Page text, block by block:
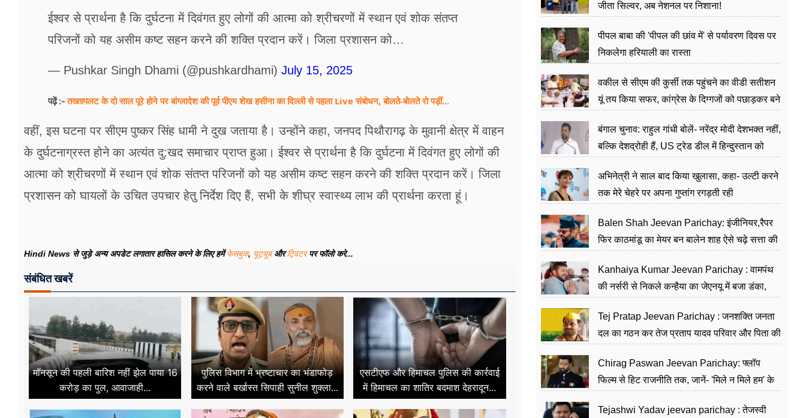
ईश्वर से प्रार्थना है कि दुर्घटना में दिवंगत हुए लोगों की आत्मा को श्रीचरणों में स्थान एवं शोक संतप्त
परिजनों को यह असीम कष्ट सहन करने की शक्ति प्रदान करें। जिला प्रशासन को…
— Pushkar Singh Dhami (@pushkardhami) July 15, 2025
पढ़ें :-तख्तापलट के दो साल पूरे होने पर बांग्लादेश की पूर्व पीएम शेख हसीना का दिल्ली से पहला Live संबोधन, बोलते-बोलते रो पड़ीं...
वहीं, इस घटना पर सीएम पुष्कर सिंह धामी ने दुख जताया है। उन्होंने कहा, जनपद पिथौरागढ़ के मुवानी क्षेत्र में वाहन
के दुर्घटनाग्रस्त होने का अत्यंत दु:खद समाचार प्राप्त हुआ। ईश्वर से प्रार्थना है कि दुर्घटना में दिवंगत हुए लोगों की
आत्मा को श्रीचरणों में स्थान एवं शोक संतप्त परिजनों को यह असीम कष्ट सहन करने की शक्ति प्रदान करें। जिला
प्रशासन को घायलों के उचित उपचार हेतु निर्देश दिए हैं, सभी के शीघ्र स्वास्थ्य लाभ की प्रार्थना करता हूं।
Hindi News से जुड़े अन्य अपडेट लगातार हासिल करने के लिए हमेंफेसबुक, यूट्यूबऔरट्विटरपर फॉलो करे...
संबंधित खबरें
मॉनसून की पहली बारिश नहीं झेल पाया 16
करोड़ का पुल, आवाजाही...
पुलिस विभाग में भ्रष्टाचार का भंडाफोड़
करने वाले बर्खास्त सिपाही सुनील शुक्ला...
एसटीएफ और हिमाचल पुलिस की कार्रवाई
में हिमाचल का शातिर बदमाश देहरादून...
जीता सिल्वर, अब नेशनल पर निशाना!
पीपल बाबा की 'पीपल की छांव में' से पर्यावरण दिवस पर
निकलेगा हरियाली का रास्ता
वकील से सीएम की कुर्सी तक पहुंचने का वीडी सतीशन
यूं तय किया सफर, कांग्रेस के दिग्गजों को पछाड़कर बने
बंगाल चुनाव: राहुल गांधी बोलें- नरेंद्र मोदी देशभक्त नहीं,
बल्कि देशद्रोही हैं, US ट्रेड डील में हिन्दुस्तान को
अभिनेत्री ने साल बाद किया खुलासा, कहा- उल्टी करने
तक मेरे चेहरे पर अपना गुप्तांग रगड़ती रही
Balen Shah Jeevan Parichay: इंजीनियर,रैपर
फिर काठमांडू का मेयर बन बालेन शाह ऐसे चढ़े सत्ता की
Kanhaiya Kumar Jeevan Parichay : वामपंथ
की नर्सरी से निकले कन्हैया का जेएनयू में बजा डंका,
Tej Pratap Jeevan Parichay : जनशक्ति जनता
दल का गठन कर तेज प्रताप यादव परिवार और पिता की
Chirag Paswan Jeevan Parichay: फ्लॉप
फिल्म से हिट राजनीति तक, जानें- 'मिले न मिले हम' के
Tejashwi Yadav jeevan parichay : तेजस्वी